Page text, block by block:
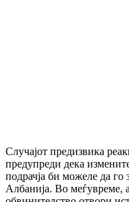
Случајот предизвика
предупреди дека
подрачја би можеле да го
Албанија. Во меѓувреме,